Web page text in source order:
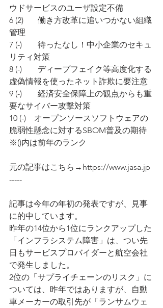
6 (2)	　働き方改革に追いつかない組織
管理
7 (-)	　待ったなし！中小企業のセキュ
リティ対策
8 (-)	　ディープフェイク等高度化する
虚偽情報を使ったネット詐欺に要注意
9 (-)	　経済安全保障上の観点からも重
要なサイバー攻撃対策
10 (-)　オープンソースソフトウェアの
脆弱性懸念に対するSBOM普及の期待
※()内は前年のランク
元の記事はこちら→https://www.jasa.jp
-----
記事は今年の年初の発表ですが、見事
に的中しています。
昨年の14位から1位にランクアップした
「インフラシステム障害」は、つい先
日もサービスプロバイダーと航空会社
で発生しました。
2位の「サプライチェーンのリスク」に
ついては、昨年ではありますが、自動
車メーカーの取引先が「ランサムウェ